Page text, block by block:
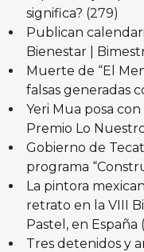
significa? (279)
Publican
Bienestar |
Muerte de “El
falsas generadas
Yeri Mua posa
Premio Lo
Gobierno de
programa
La pintora
retrato en la VIII
Pastel, en España
Tres detenidos y